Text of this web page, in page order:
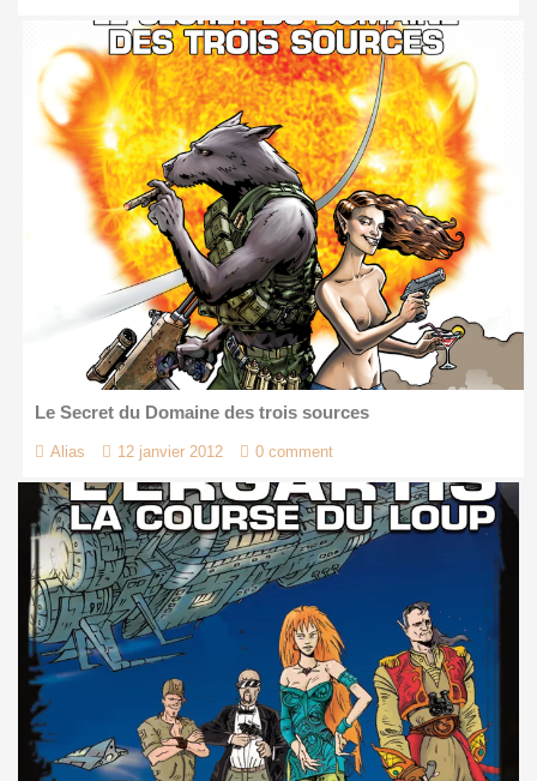
Le Secret du Domaine des trois sources
Alias 12 janvier 2012 0 comment